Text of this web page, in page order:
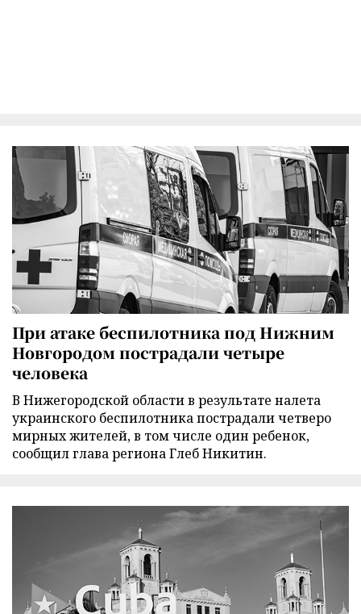
При атаке беспилотника под Нижним
Новгородом пострадали четыре
человека
В Нижегородской области в результате налета
украинского беспилотника пострадали четверо
мирных жителей, в том числе один ребенок,
сообщил глава региона Глеб Никитин.